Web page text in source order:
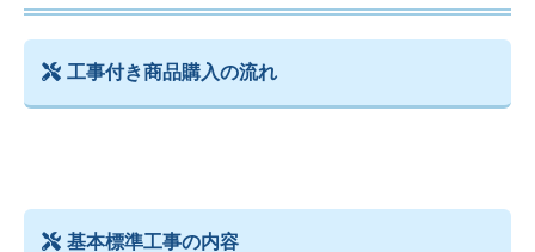
工事付き商品購入の流れ
基本標準工事の内容